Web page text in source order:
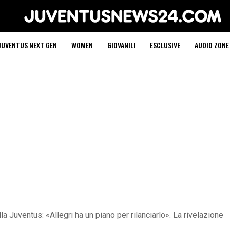
Juventus News 24
NEXT GEN WOMEN GIOVANILI ESCLUSIVE AUDIO ZONE
Juventus: «Allegri ha un piano per rilanciarlo». La rivelazione